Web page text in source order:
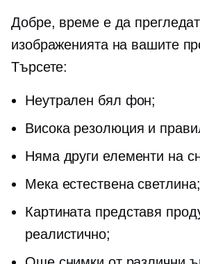
Добре, време е да
изображенията на вашите
Търсете:
Неутрален бял фон;
Висока резолюция и
Няма други елементи на
Мека естествена светлина;
Картината представя
реалистично;